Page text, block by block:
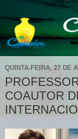
QUINTA-FEIRA, 27 DE
COAUTOR